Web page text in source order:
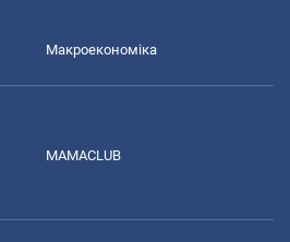
Макроекономіка
MAMACLUB